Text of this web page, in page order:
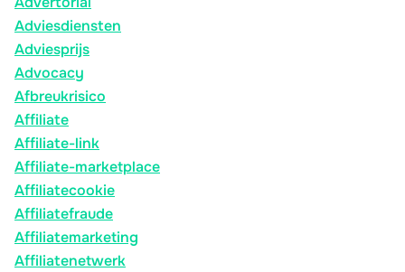
Adviesdiensten
Adviesprijs
Advocacy
Afbreukrisico
Affiliate
Affiliate-link
Affiliate-marketplace
Affiliatecookie
Affiliatefraude
Affiliatemarketing
Affiliatenetwerk